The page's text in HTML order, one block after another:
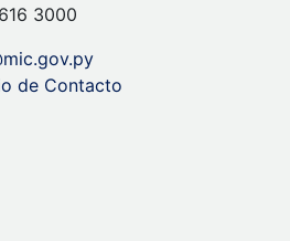
3000
de Contacto